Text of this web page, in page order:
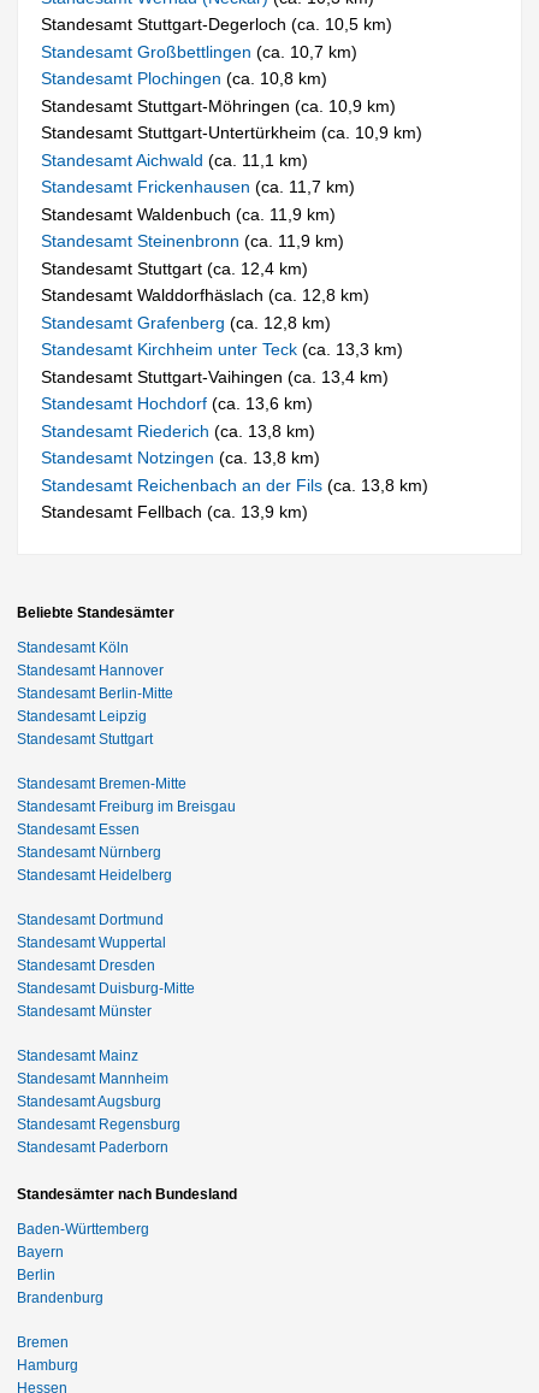
Standesamt Stuttgart-Degerloch (ca. 10,5 km)
Standesamt Großbettlingen(ca. 10,7 km)
Standesamt Plochingen(ca. 10,8 km)
Standesamt Stuttgart-Möhringen (ca. 10,9 km)
Standesamt Stuttgart-Untertürkheim (ca. 10,9 km)
Standesamt Aichwald(ca. 11,1 km)
Standesamt Frickenhausen(ca. 11,7 km)
Standesamt Waldenbuch (ca. 11,9 km)
Standesamt Steinenbronn(ca. 11,9 km)
Standesamt Stuttgart (ca. 12,4 km)
Standesamt Walddorfhäslach (ca. 12,8 km)
Standesamt Grafenberg(ca. 12,8 km)
Standesamt Kirchheim unter Teck(ca. 13,3 km)
Standesamt Stuttgart-Vaihingen (ca. 13,4 km)
Standesamt Hochdorf(ca. 13,6 km)
Standesamt Riederich(ca. 13,8 km)
Standesamt Notzingen(ca. 13,8 km)
Standesamt Reichenbach an der Fils(ca. 13,8 km)
Standesamt Fellbach (ca. 13,9 km)
Beliebte Standesämter
Standesamt Köln
Standesamt Hannover
Standesamt Berlin-Mitte
Standesamt Leipzig
Standesamt Stuttgart
Standesamt Bremen-Mitte
Standesamt Freiburg im Breisgau
Standesamt Essen
Standesamt Nürnberg
Standesamt Heidelberg
Standesamt Dortmund
Standesamt Wuppertal
Standesamt Dresden
Standesamt Duisburg-Mitte
Standesamt Münster
Standesamt Mainz
Standesamt Mannheim
Standesamt Augsburg
Standesamt Regensburg
Standesamt Paderborn
Standesämter nach Bundesland
Baden-Württemberg
Bayern
Berlin
Brandenburg
Bremen
Hamburg
Hessen